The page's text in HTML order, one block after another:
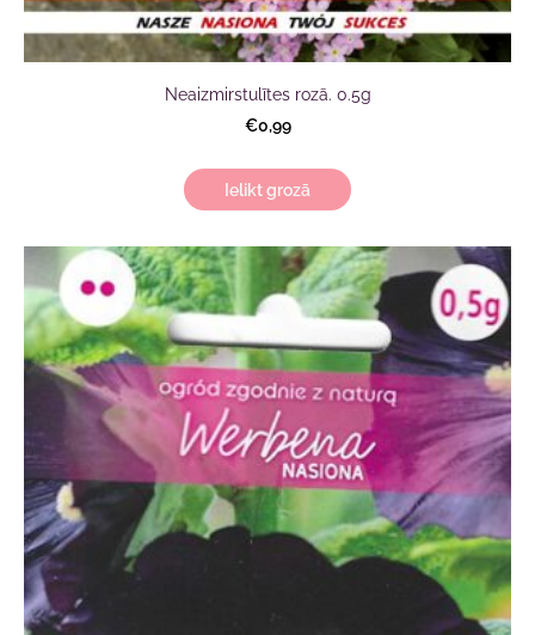
Neaizmirstulītes rozā. 0.5g
€0,99
Ielikt grozā